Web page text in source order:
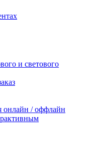
и светового
онлайн / оффлайн